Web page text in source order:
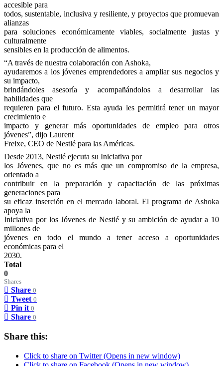
accesible para
todos, sustentable, inclusiva y resiliente, y proyectos que promuevan
alianzas
para soluciones económicamente viables, socialmente justas y
culturalmente
sensibles en la producción de alimentos.
“A través de nuestra colaboración con Ashoka,
ayudaremos a los jóvenes emprendedores a ampliar sus negocios y
su impacto,
brindándoles asesoría y acompañándolos a desarrollar las
habilidades que
requieren para el futuro. Esta ayuda les permitirá tener un mayor
crecimiento e
impacto y generar más oportunidades de empleo para otros
jóvenes”, dijo Laurent
Freixe, CEO de Nestlé para las Américas.
Desde 2013, Nestlé ejecuta su Iniciativa por
los Jóvenes, que no es más que un compromiso de la empresa,
orientado a
contribuir en la preparación y capacitación de las próximas
generaciones para
su eficaz inserción en el mercado laboral. El programa de Ashoka
apoya la
Iniciativa por los Jóvenes de Nestlé y su ambición de ayudar a 10
millones de
jóvenes en todo el mundo a tener acceso a oportunidades
económicas para el
2030.
Total
0
Shares
Share 0
Tweet 0
Pin it 0
Share 0
Share this:
Click to share on Twitter (Opens in new window)